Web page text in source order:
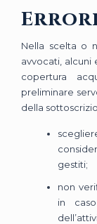
Errori
Nella scelta o
avvocati, alcuni
copertura
preliminare
della
gestiti;
non
in